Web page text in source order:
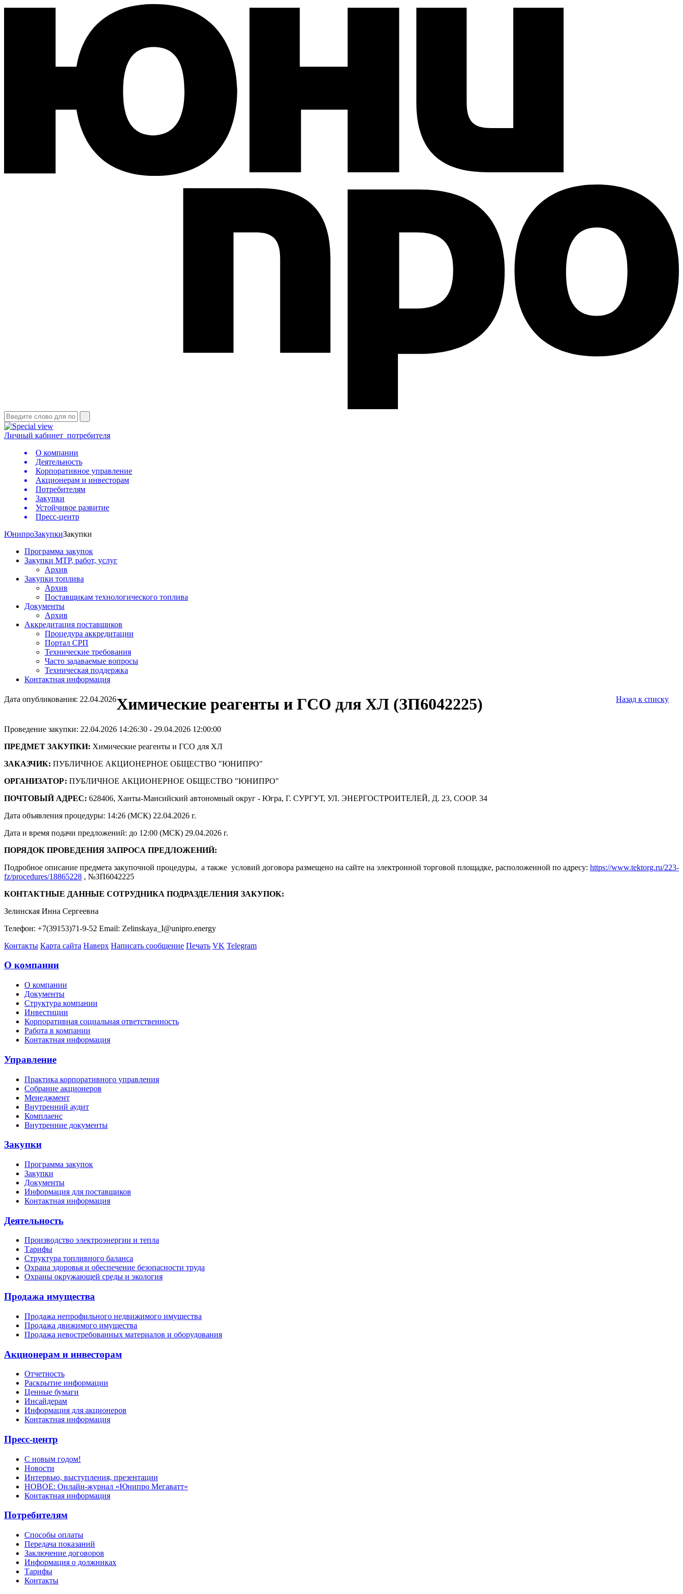
Личный кабинет потребителя
О компании
Деятельность
Корпоративное управление
Акционерам и инвесторам
Потребителям
Закупки
Устойчивое развитие
Пресс-центр
ЮнипроЗакупкиЗакупки
Программа закупок
Закупки МТР, работ, услуг
Архив
Закупки топлива
Архив
Поставщикам технологического топлива
Документы
Архив
Аккредитация поставщиков
Процедура аккредитации
Портал СРП
Технические требования
Часто задаваемые вопросы
Техническая поддержка
Контактная информация
Дата опубликования: 22.04.2026 Назад к списку
Химические реагенты и ГСО для ХЛ (ЗП6042225)
Проведение закупки: 22.04.2026 14:26:30 - 29.04.2026 12:00:00
ПРЕДМЕТ ЗАКУПКИ: Химические реагенты и ГСО для ХЛ
ЗАКАЗЧИК: ПУБЛИЧНОЕ АКЦИОНЕРНОЕ ОБЩЕСТВО "ЮНИПРО"
ОРГАНИЗАТОР: ПУБЛИЧНОЕ АКЦИОНЕРНОЕ ОБЩЕСТВО "ЮНИПРО"
ПОЧТОВЫЙ АДРЕС: 628406, Ханты-Мансийский автономный округ - Югра, Г. СУРГУТ, УЛ. ЭНЕРГОСТРОИТЕЛЕЙ, Д. 23, СООР. 34
Дата объявления процедуры: 14:26 (МСК) 22.04.2026 г.
Дата и время подачи предложений: до 12:00 (МСК) 29.04.2026 г.
ПОРЯДОК ПРОВЕДЕНИЯ ЗАПРОСА ПРЕДЛОЖЕНИЙ:
Подробное описание предмета закупочной процедуры, а также условий договора размещено на сайте на электронной торговой площадке, расположенной по адресу: https://www.tektorg.ru/223-
fz/procedures/18865228 , №ЗП6042225
КОНТАКТНЫЕ ДАННЫЕ СОТРУДНИКА ПОДРАЗДЕЛЕНИЯ ЗАКУПОК:
Зелинская Инна Сергеевна
Телефон: +7(39153)71-9-52 Email: Zelinskaya_I@unipro.energy
Контакты Карта сайта Наверх Написать сообщение Печать VK Telegram
О компании
О компании
Документы
Структура компании
Инвестиции
Корпоративная социальная ответственность
Работа в компании
Контактная информация
Управление
Практика корпоративного управления
Собрание акционеров
Менеджмент
Внутренний аудит
Комплаенс
Внутренние документы
Закупки
Программа закупок
Закупки
Документы
Информация для поставщиков
Контактная информация
Деятельность
Производство электроэнергии и тепла
Тарифы
Структура топливного баланса
Охрана здоровья и обеспечение безопасности труда
Охраны окружающей среды и экология
Продажа имущества
Продажа непрофильного недвижимого имущества
Продажа движимого имущества
Продажа невостребованных материалов и оборудования
Акционерам и инвесторам
Отчетность
Раскрытие информации
Ценные бумаги
Инсайдерам
Информация для акционеров
Контактная информация
Пресс-центр
С новым годом!
Новости
Интервью, выступления, презентации
НОВОЕ: Онлайн-журнал «Юнипро Мегаватт»
Контактная информация
Потребителям
Способы оплаты
Передача показаний
Заключение договоров
Информация о должниках
Тарифы
Контакты